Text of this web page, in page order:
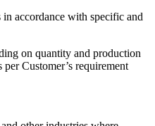
accordance with specific and
on quantity and production
Customer’s requirement